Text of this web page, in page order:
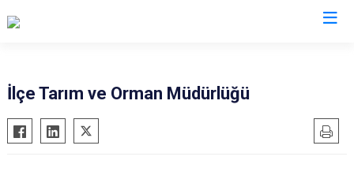
Ayancık
Boyabat
İlçe Tarım ve Orman Müdürlüğü